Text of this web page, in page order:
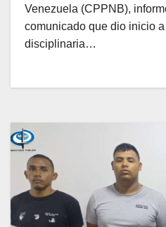
Venezuela (CPPNB),
comunicado que dio inicio
disciplinaria…